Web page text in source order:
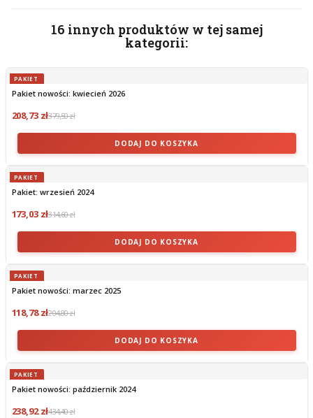
16 innych produktów w tej samej
kategorii:
PAKIET
Pakiet nowości: kwiecień 2026
208,73 zł379,50 zł
DODAJ DO KOSZYKA
PAKIET
Pakiet: wrzesień 2024
173,03 zł314,60 zł
DODAJ DO KOSZYKA
PAKIET
Pakiet nowości: marzec 2025
118,78 zł204,80 zł
DODAJ DO KOSZYKA
PAKIET
Pakiet nowości: październik 2024
238,92 zł434,40 zł